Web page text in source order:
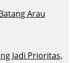
Arau
Jadi Prioritas,